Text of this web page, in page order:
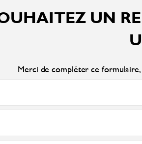
UN
Merci de compléter ce